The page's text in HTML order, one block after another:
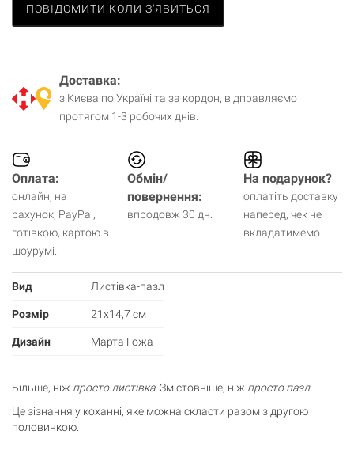
ПОВІДОМИТИ КОЛИ З'ЯВИТЬСЯ
Доставка:
з Києва по Україні та за кордон, відправляємо
протягом 1-3 робочих днів.
Оплата:
онлайн, на
рахунок, PayPal,
готівкою, картою в
шоурумі.
Обмін/
повернення:
впродовж 30 дн.
На подарунок?
оплатіть доставку
наперед, чек не
вкладатимемо
Вид Листівка-пазл
Розмір 21х14,7 см
Дизайн Марта Гожа
Більше, ніж просто листівка. Змістовніше, ніж просто пазл.
Це зізнання у коханні, яке можна скласти разом з другою
половинкою.